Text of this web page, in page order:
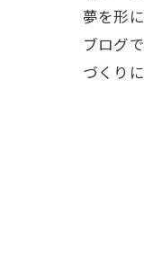
夢を形
ブログ
づくり